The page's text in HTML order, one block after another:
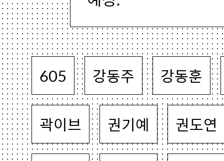
605 강동주 강동훈
곽이브 권기예 권도연